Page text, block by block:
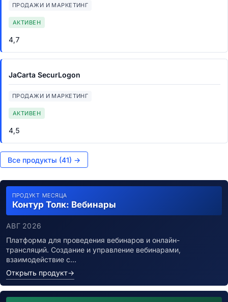
ПРОДАЖИ И МАРКЕТИНГ
АКТИВЕН
4,7
JaCarta SecurLogon
ПРОДАЖИ И МАРКЕТИНГ
АКТИВЕН
4,5
Все продукты (41) →
ПРОДУКТ МЕСЯЦА
Контур Толк: Вебинары
АВГ 2026
Платформа для проведения вебинаров и онлайн-
трансляций. Создание и управление вебинарами,
взаимодействие с…
Открыть продукт→